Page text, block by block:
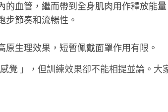
的血管，繼而帶到全身肌肉用作釋放能
步節奏和流暢性。
生理效果，短暫佩戴面罩作用有限。
覺 」，但訓練效果卻不能相提並論。大